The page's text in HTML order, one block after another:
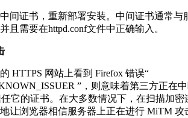
间证书，重新部署安装。中间证书通常与
且需要在httpd.conf文件中正确输入。
HTTPS 网站上看到 Firefox 错误“
”，则意味着第三方正在
它的证书。在大多数情况下，在扫描加密
让浏览器相信服务器上正在进行 MiTM 攻